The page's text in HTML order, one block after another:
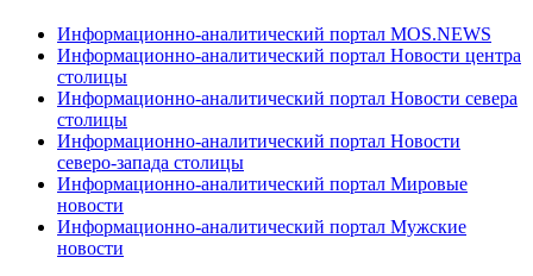
Информационно-аналитический портал MOS.NEWS
Информационно-аналитический портал Новости центра
столицы
Информационно-аналитический портал Новости севера
столицы
Информационно-аналитический портал Новости
северо-запада столицы
Информационно-аналитический портал Мировые
новости
Информационно-аналитический портал Мужские
новости